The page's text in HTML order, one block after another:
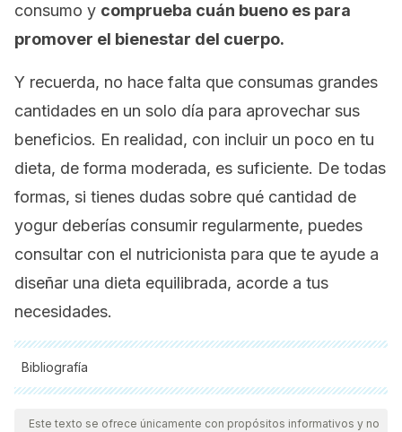
consumo y comprueba cuán bueno es para
promover el bienestar del cuerpo.
Y recuerda, no hace falta que consumas grandes
cantidades en un solo día para aprovechar sus
beneficios. En realidad, con incluir un poco en tu
dieta, de forma moderada, es suficiente. De todas
formas, si tienes dudas sobre qué cantidad de
yogur deberías consumir regularmente, puedes
consultar con el nutricionista para que te ayude a
diseñar una dieta equilibrada, acorde a tus
necesidades.
Bibliografía
Todas las fuentes citadas fueron revisadas a profundidad por
nuestro equipo, para asegurar su calidad, confiabilidad,
Este texto se ofrece únicamente con propósitos informativos y no